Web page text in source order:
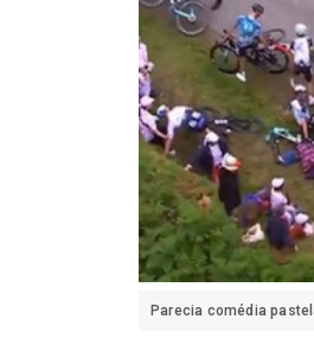
Parecia comédia